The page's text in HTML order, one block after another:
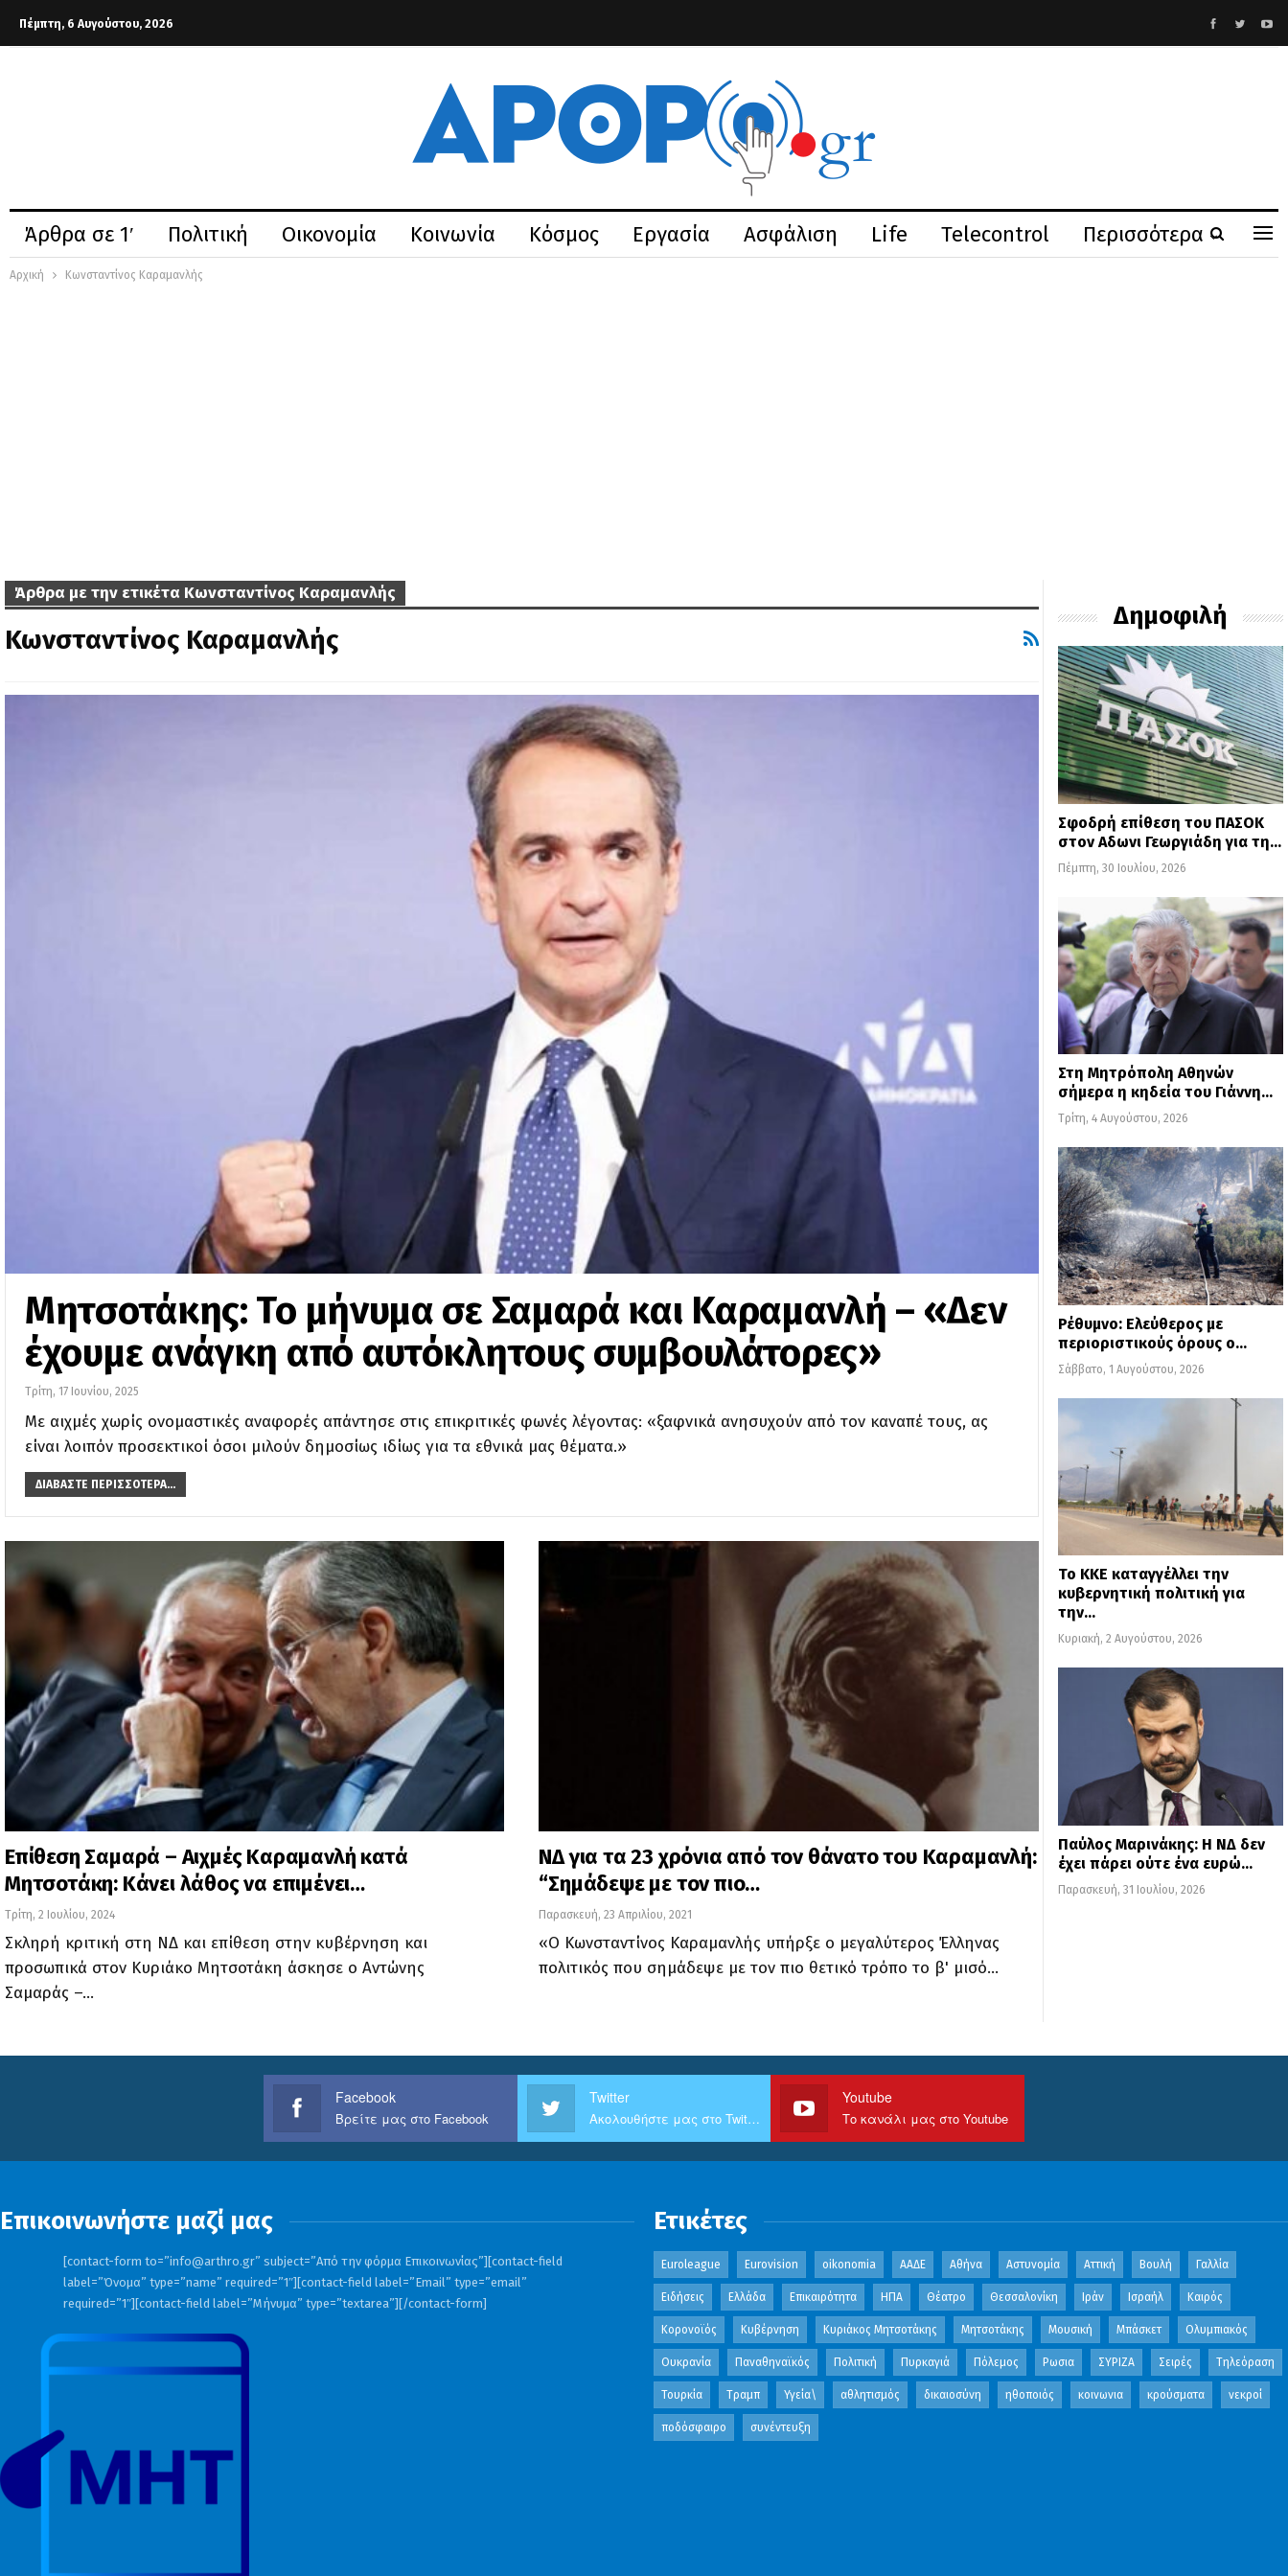
Πέμπτη, 6 Αυγούστου, 2026
Άρθρα σε 1′ Πολιτική Οικονομία Κοινωνία Κόσμος Εργασία Ασφάλιση Life Telecontrol Περισσότερα
Αρχική Κωνσταντίνος Καραμανλής
Άρθρα με την ετικέτα Κωνσταντίνος Καραμανλής
Κωνσταντίνος Καραμανλής
Μητσοτάκης: Το μήνυμα σε Σαμαρά και Καραμανλή – «Δεν
έχουμε ανάγκη από αυτόκλητους συμβουλάτορες»
Τρίτη, 17 Ιουνίου, 2025
Με αιχμές χωρίς ονομαστικές αναφορές απάντησε στις επικριτικές φωνές λέγοντας: «ξαφνικά ανησυχούν από τον καναπέ τους, ας
είναι λοιπόν προσεκτικοί όσοι μιλούν δημοσίως ιδίως για τα εθνικά μας θέματα.»
ΔΙΑΒΆΣΤΕ ΠΕΡΙΣΣΌΤΕΡΑ...
Επίθεση Σαμαρά – Αιχμές Καραμανλή κατά
Μητσοτάκη: Κάνει λάθος να επιμένει…
Τρίτη, 2 Ιουλίου, 2024
Σκληρή κριτική στη ΝΔ και επίθεση στην κυβέρνηση και
προσωπικά στον Κυριάκο Μητσοτάκη άσκησε ο Αντώνης
Σαμαράς –…
ΝΔ για τα 23 χρόνια από τον θάνατο του Καραμανλή:
“Σημάδεψε με τον πιο…
Παρασκευή, 23 Απριλίου, 2021
«O Κωνσταντίνος Καραμανλής υπήρξε ο μεγαλύτερος Έλληνας
πολιτικός που σημάδεψε με τον πιο θετικό τρόπο το β' μισό…
Δημοφιλή
Σφοδρή επίθεση του ΠΑΣΟΚ
στον Αδωνι Γεωργιάδη για τη…
Πέμπτη, 30 Ιουλίου, 2026
Στη Μητρόπολη Αθηνών
σήμερα η κηδεία του Γιάννη…
Τρίτη, 4 Αυγούστου, 2026
Ρέθυμνο: Ελεύθερος με
περιοριστικούς όρους ο…
Σάββατο, 1 Αυγούστου, 2026
Το ΚΚΕ καταγγέλλει την
κυβερνητική πολιτική για
την…
Κυριακή, 2 Αυγούστου, 2026
Παύλος Μαρινάκης: Η ΝΔ δεν
έχει πάρει ούτε ένα ευρώ…
Παρασκευή, 31 Ιουλίου, 2026
Facebook
Βρείτε μας στο Facebook
Twitter
Ακολουθήστε μας στο Twitter
Youtube
Το κανάλι μας στο Youtube
Επικοινωνήστε μαζί μας
[contact-form to=”info@arthro.gr” subject=”Από την φόρμα Επικοινωνίας”][contact-field
label=”Όνομα” type=”name” required=”1″][contact-field label=”Email” type=”email”
required=”1″][contact-field label=”Μήνυμα” type=”textarea”][/contact-form]
Ετικέτες
Euroleague Eurovision oikonomia ΑΑΔΕ Αθήνα Αστυνομία Αττική Βουλή Γαλλία
Ειδήσεις Ελλάδα Επικαιρότητα ΗΠΑ Θέατρο Θεσσαλονίκη Ιράν Ισραήλ Καιρός
Κορονοϊός Κυβέρνηση Κυριάκος Μητσοτάκης Μητσοτάκης Μουσική Μπάσκετ Ολυμπιακός
Ουκρανία Παναθηναϊκός Πολιτική Πυρκαγιά Πόλεμος Ρωσια ΣΥΡΙΖΑ Σειρές Τηλεόραση
Τουρκία Τραμπ Υγεία\ αθλητισμός δικαιοσύνη ηθοποιός κοινωνια κρούσματα νεκροί
ποδόσφαιρο συνέντευξη